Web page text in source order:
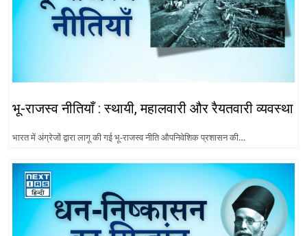
भू-राजस्व नीतियाँ : स्थायी, महालवारी और रैयतवारी व्यवस्था
भारत में अंग्रेजों द्वारा लागू की गई भू-राजस्व नीति औपनिवेशिक प्रशासन की…